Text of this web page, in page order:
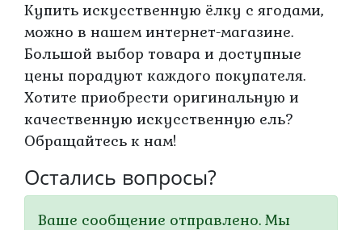
Купить искусственную ёлку с ягодами,
можно в нашем интернет-магазине.
Большой выбор товара и доступные
цены порадуют каждого покупателя.
Хотите приобрести оригинальную и
качественную искусственную ель?
Обращайтесь к нам!
Остались вопросы?
Ваше сообщение отправлено. Мы